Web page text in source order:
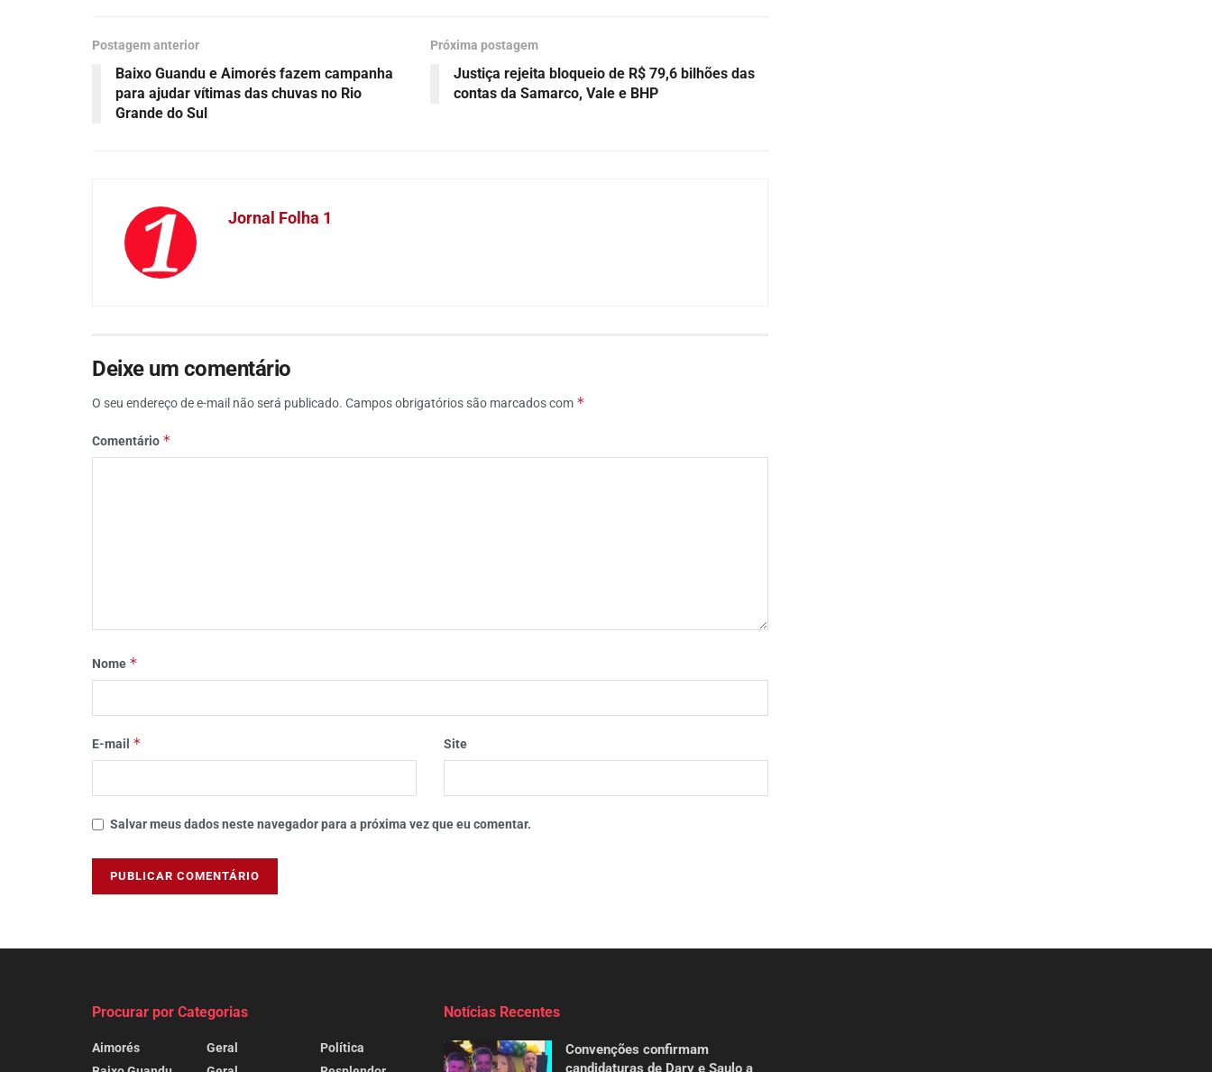
Postagem anterior
Baixo Guandu e Aimorés fazem campanha
para ajudar vítimas das chuvas no Rio
Grande do Sul
Próxima postagem
Justiça rejeita bloqueio de R$ 79,6 bilhões das
contas da Samarco, Vale e BHP
Jornal Folha 1
Deixe um comentário
O seu endereço de e-mail não será publicado. Campos obrigatórios são marcados com *
Comentário *
Nome *
E-mail * Site
Salvar meus dados neste navegador para a próxima vez que eu comentar.
Procurar por Categorias
Aimorés
Geral
Política
Notícias Recentes
Convenções confirmam
candidaturas de Dary e Saulo a